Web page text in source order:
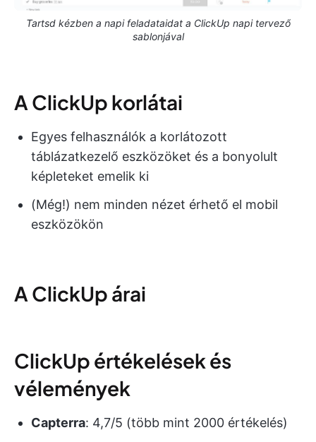
Tartsd kézben a napi feladataidat a ClickUp napi tervező
sablonjával
A ClickUp korlátai
Egyes felhasználók a korlátozott
táblázatkezelő eszközöket és a bonyolult
képleteket emelik ki
(Még!) nem minden nézet érhető el mobil
eszközökön
A ClickUp árai
ClickUp értékelések és
vélemények
Capterra: 4,7/5 (több mint 2000 értékelés)